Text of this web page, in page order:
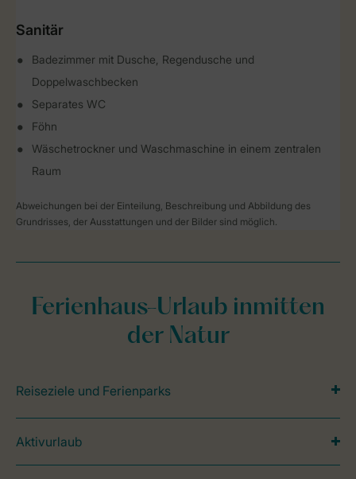
Sanitär
Badezimmer mit Dusche, Regendusche und
Doppelwaschbecken
Separates WC
Föhn
Wäschetrockner und Waschmaschine in einem zentralen
Raum
Abweichungen bei der Einteilung, Beschreibung und Abbildung des
Grundrisses, der Ausstattungen und der Bilder sind möglich.
Ferienhaus-Urlaub inmitten
der Natur
Reiseziele und Ferienparks
Aktivurlaub